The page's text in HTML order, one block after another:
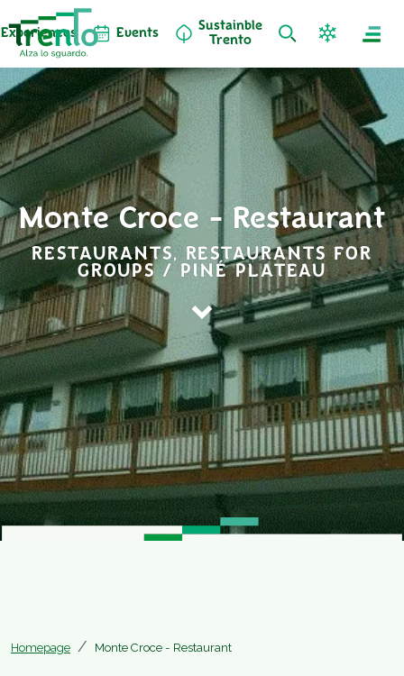
Experiences Events
Sustainble
Trento
Monte Croce - Restaurant
RESTAURANTS, RESTAURANTS FOR
GROUPS / PINÉ PLATEAU
Homepage Monte Croce - Restaurant